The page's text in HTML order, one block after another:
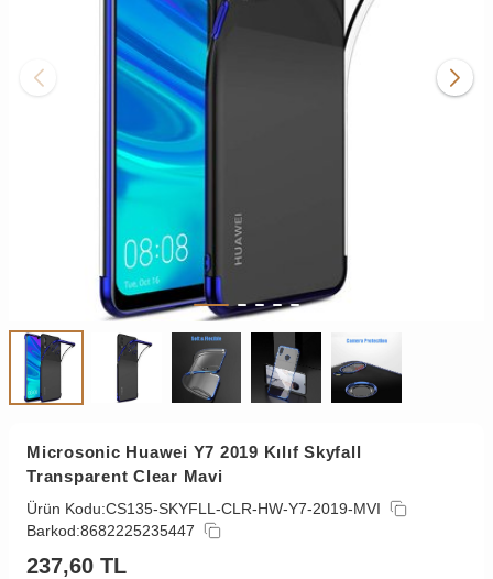
Microsonic Huawei Y7 2019 Kılıf Skyfall
Transparent Clear Mavi
Ürün Kodu:CS135-SKYFLL-CLR-HW-Y7-2019-MVI
Barkod:8682225235447
237,60 TL